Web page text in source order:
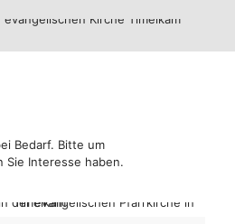
Bedarf. Bitte um
Sie Interesse haben.